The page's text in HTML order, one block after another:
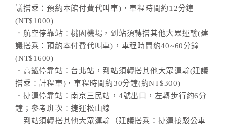
議搭乘：預約本館付費代叫車)，車程時間約12分鐘
(NT$1000)
．航空停靠站：桃園機場，到站須轉搭其他大眾運輸(建
議搭乘：預約本付費代叫車)，車程時間約40~60分鐘
(NT$1600)
．高鐵停靠站：台北站，到站須轉搭其他大眾運輸(建議
搭乘：計程車)，車程時間約30分鐘(約NT$300)
．捷運停靠站：南京三民站，4號出口，左轉步行約6分
鐘；參考班次：捷運松山線
到站須轉搭其他大眾運輸（建議搭乘：捷運接駁公車